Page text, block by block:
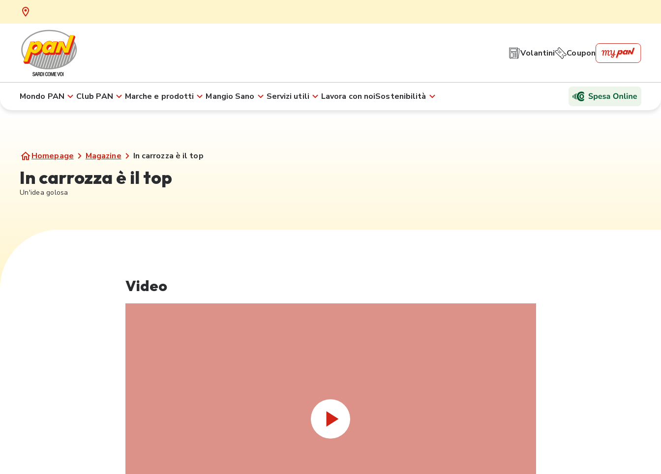
Volantini Coupon
Mondo PAN Club PAN Marche e prodotti Mangio Sano Servizi utili Lavora con noiSostenibilità
Homepage Magazine In carrozza è il top
In carrozza è il top
Un'idea golosa
Video